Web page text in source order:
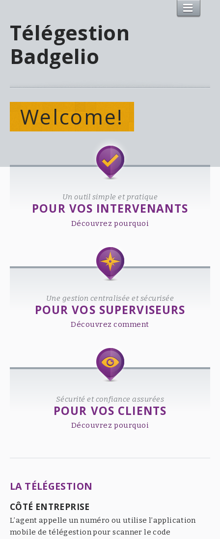
Télégestion
Badgelio
Welcome!
Un outil simple et pratique
POUR VOS INTERVENANTS
Découvrez pourquoi
Une gestion centralisée et sécurisée
POUR VOS SUPERVISEURS
Découvrez comment
Sécurité et confiance assurées
POUR VOS CLIENTS
Découvrez pourquoi
LA TÉLÉGESTION
CÔTÉ ENTREPRISE
L’agent appelle un numéro ou utilise l’application
mobile de télégestion pour scanner le code